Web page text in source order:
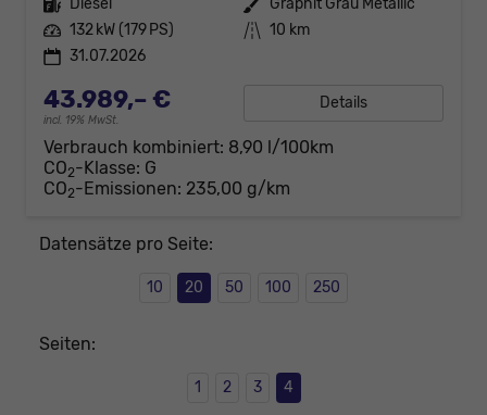
Leistung 132 kW (179 PS) Kilometerstand 10 km
31.07.2026
43.989,– €
incl. 19% MwSt.
Details
Verbrauch kombiniert: 8,90 l/100km
CO2-Klasse: G
CO2-Emissionen: 235,00 g/km
Datensätze pro Seite:
10 20 50 100 250
Seiten:
1 2 3 4